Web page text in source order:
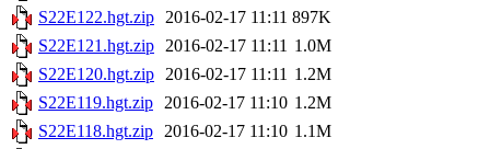
S22E122.hgt.zip 2016-02-17 11:11 897K
S22E121.hgt.zip 2016-02-17 11:11 1.0M
S22E120.hgt.zip 2016-02-17 11:11 1.2M
S22E119.hgt.zip 2016-02-17 11:10 1.2M
S22E118.hgt.zip 2016-02-17 11:10 1.1M